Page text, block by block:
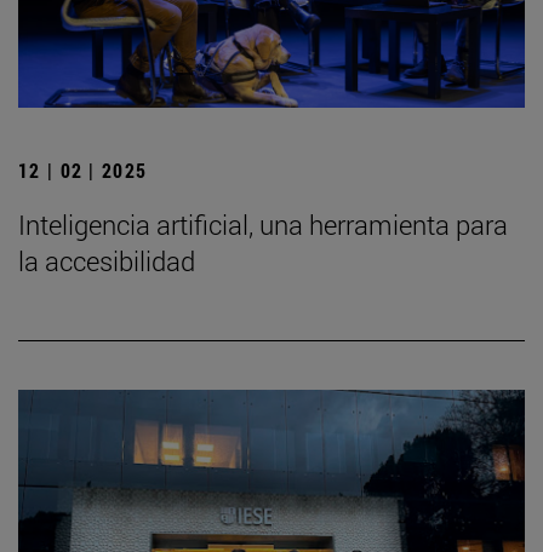
12 | 02 | 2025
Inteligencia artificial, una herramienta para
la accesibilidad